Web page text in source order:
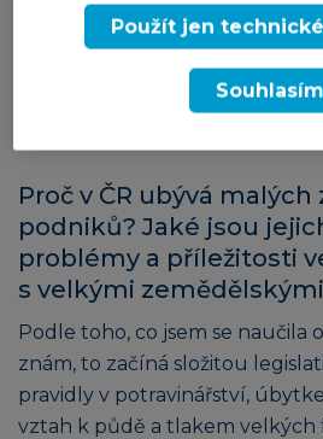
pomáhá malým a lokálním
inspirovala, že jsem se
něco podobného vybudovat i u
zbožňuji, má jenom jednu
Proč v ČR ubývá
podniků? Jaké jsou
problémy a příležitosti
s velkými
Podle toho, co jsem se naučila
znám, to začíná složitou
pravidly v potravinářství,
vztah k půdě a tlakem velkých
Použít jen
Souhlasím